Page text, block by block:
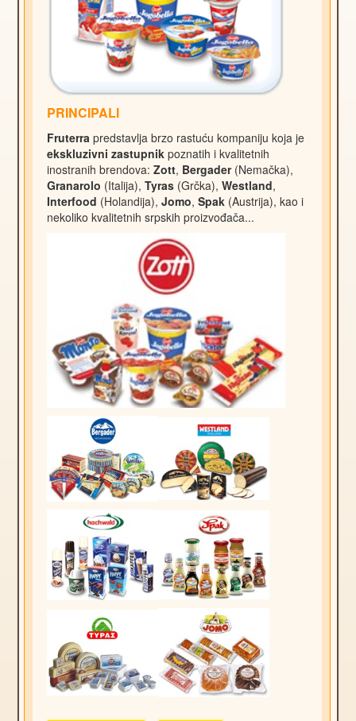
PRINCIPALI
Fruterra predstavlja brzo rastuću kompaniju koja je
ekskluzivni zastupnik poznatih i kvalitetnih
inostranih brendova: Zott, Bergader(Nemačka),
Granarolo (Italija), Tyras (Grčka), Westland,
Interfood (Holandija), Jomo, Spak (Austrija), kao i
nekoliko kvalitetnih srpskih proizvođača...